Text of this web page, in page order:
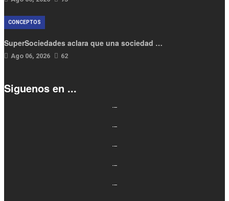
SuperSociedades aclara que una sociedad …
Ago 06, 2026 62
CONCEPTOS
Siguenos en ...